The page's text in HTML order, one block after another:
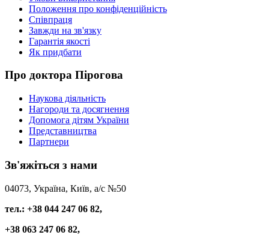
Положення про конфіденційність
Співпраця
Завжди на зв'язку
Гарантія якості
Як придбати
Про доктора Пірогова
Наукова діяльність
Нагороди та досягнення
Допомога дітям України
Представництва
Партнери
Зв'яжіться з нами
04073, Україна, Київ, а/с №50
тел.: +38 044 247 06 82,
+38 063 247 06 82,